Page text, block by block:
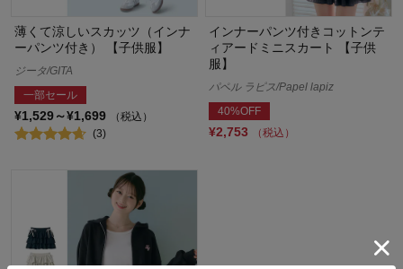
薄くて涼しいスカッツ（インナ
ーパンツ付き） 【子供服】
ジータ/GITA
一部セール
¥1,529～¥1,699
（税込）
(3)
インナーパンツ付きコットンテ
ィアードミニスカート 【子供
服】
パペル ラピス/Papel lapiz
40%OFF
¥2,753 （税込）